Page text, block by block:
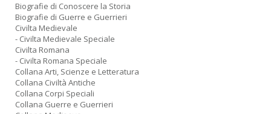
Biografie di Conoscere la Storia
Biografie di Guerre e Guerrieri
Civilta Medievale
- Civilta Medievale Speciale
Civilta Romana
- Civilta Romana Speciale
Collana Arti, Scienze e Letteratura
Collana Civiltà Antiche
Collana Corpi Speciali
Collana Guerre e Guerrieri